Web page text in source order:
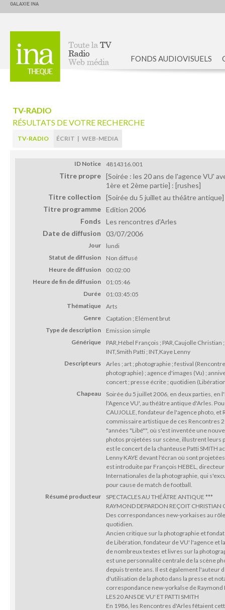
GALAXIE INA
FONDS AUDIOVISUELS
TV-RADIO
RÉSULTATS DE VOTRE RECHERCHE
TV-RADIO ÉCRIT | WEB-MEDIA
ID Notice 4814316.001
Titre propre [Soirée : les 20 ans de l'agence VU'
1ère et 2ème partie] : [rushes]
Titre collection
[Soirée du 5 juillet au théâtre antique]
Titre programme Edition 2006
Fonds
Les rencontres d'Arles
Date de diffusion
03/07/2006
Jour
lundi
Statut de diffusion
Non diffusé
Heure de diffusion
00:02:00
Heure de fin de diffusion
01:05:46
Durée
01:03:45:05
Thématique
Arts
Genre
Captation ; Elément brut
Type de description
Emission simple
Générique
PAR,Hébel François ; PAR,Caujolle Christian
INT,Smith Patti ; INT,Kaye Lenny
Descripteurs
Arles ; art ; photographie ; festival
photographie) ; agence d'images (Vu) ;
concert ; presse écrite ; quotidien
Chapeau
Soirée du 5 juillet 2006, en deux parties, en
l'Agence VU', au théâtre antique d'Arles.
CAUJOLLE, fondateur de l'agence photo, et
commissaire artistique de ces Rencontres
"années "Libé"", où s'est inventée une
photos projetées sur scène, illustrent leurs
est le concert de la chanteuse Patti SMITH
Lenny KAYE devant l'écran où sont
est introduite par François HEBEL,
Internationales de la photographie, qui
pour cause de match de football.
Résumé producteur
SPECTACLES AU THÉÂTRE ANTIQUE ***
RAYMOND DEPARDON REÇOIT CHRISTIAN
Des correspondances new-yorkaises au
quotidien.
Ancien critique sur la photographie et
de Libération, fondateur de VU' l'agence et
de nombreux textes et livres sur la
est une personnalité centrale de la scène
depuis trente ans. Il est également l'auteur
d'utilisation de la photo dans la presse et
correspondance new-yorkalse de Raymond
LES 20 ANS DE VU' ET PATTI SMITH
En 1986, les Rencontres d'Arles fêtaient